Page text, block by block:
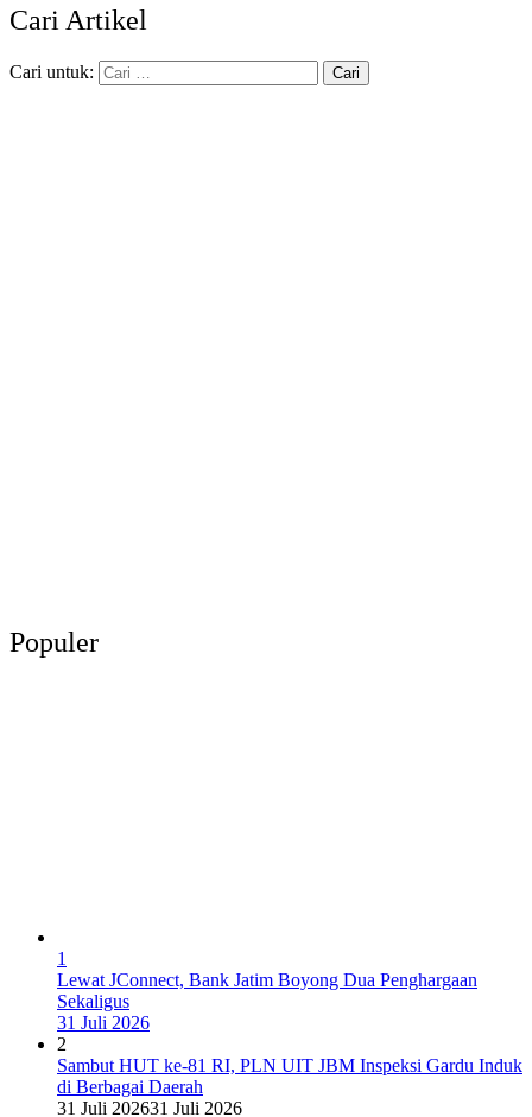
Cari Artikel
Cari untuk:
Populer
1
Lewat JConnect, Bank Jatim Boyong Dua Penghargaan
Sekaligus
31 Juli 2026
2
Sambut HUT ke-81 RI, PLN UIT JBM Inspeksi Gardu Induk
di Berbagai Daerah
31 Juli 202631 Juli 2026